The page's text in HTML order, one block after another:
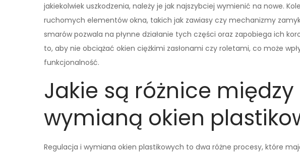
jakiekolwiek uszkodzenia, należy je jak najszybciej wymienić na nowe.
ruchomych elementów okna, takich jak zawiasy czy mechanizmy
smarów pozwala na płynne działanie tych części oraz zapobiega ich
to, aby nie obciążać okien ciężkimi zasłonami czy roletami, co może
funkcjonalność.
Jakie są różnice
wymianą okien
Regulacja i wymiana okien plastikowych to dwa różne procesy, które